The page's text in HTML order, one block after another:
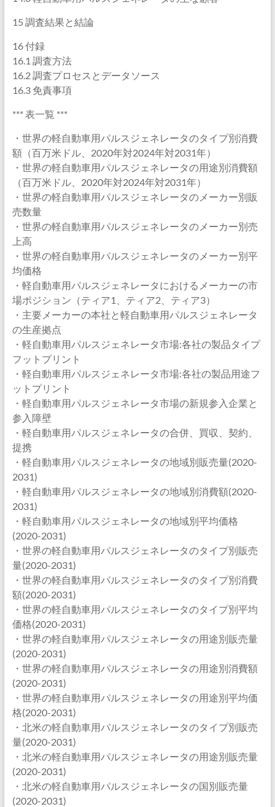
15 調査結果と結論
16 付録
16.1 調査方法
16.2 調査プロセスとデータソース
16.3 免責事項
*** 表一覧 ***
・世界の軽自動車用パルスジェネレータのタイプ別消費
額（百万米ドル、2020年対2024年対2031年）
・世界の軽自動車用パルスジェネレータの用途別消費額
（百万米ドル、2020年対2024年対2031年）
・世界の軽自動車用パルスジェネレータのメーカー別販
売数量
・世界の軽自動車用パルスジェネレータのメーカー別売
上高
・世界の軽自動車用パルスジェネレータのメーカー別平
均価格
・軽自動車用パルスジェネレータにおけるメーカーの市
場ポジション（ティア1、ティア2、ティア3）
・主要メーカーの本社と軽自動車用パルスジェネレータ
の生産拠点
・軽自動車用パルスジェネレータ市場:各社の製品タイプ
フットプリント
・軽自動車用パルスジェネレータ市場:各社の製品用途フ
ットプリント
・軽自動車用パルスジェネレータ市場の新規参入企業と
参入障壁
・軽自動車用パルスジェネレータの合併、買収、契約、
提携
・軽自動車用パルスジェネレータの地域別販売量(2020-
2031)
・軽自動車用パルスジェネレータの地域別消費額(2020-
2031)
・軽自動車用パルスジェネレータの地域別平均価格
(2020-2031)
・世界の軽自動車用パルスジェネレータのタイプ別販売
量(2020-2031)
・世界の軽自動車用パルスジェネレータのタイプ別消費
額(2020-2031)
・世界の軽自動車用パルスジェネレータのタイプ別平均
価格(2020-2031)
・世界の軽自動車用パルスジェネレータの用途別販売量
(2020-2031)
・世界の軽自動車用パルスジェネレータの用途別消費額
(2020-2031)
・世界の軽自動車用パルスジェネレータの用途別平均価
格(2020-2031)
・北米の軽自動車用パルスジェネレータのタイプ別販売
量(2020-2031)
・北米の軽自動車用パルスジェネレータの用途別販売量
(2020-2031)
・北米の軽自動車用パルスジェネレータの国別販売量
(2020-2031)